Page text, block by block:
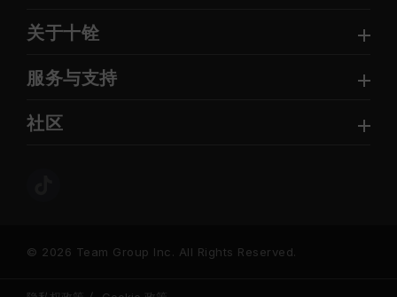
关于十铨
服务与支持
社区
© 2026 Team Group Inc. All Rights Reserved.